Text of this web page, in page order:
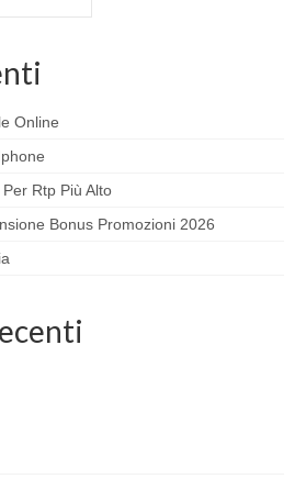
Online
Rtp Più Alto
Bonus Promozioni 2026